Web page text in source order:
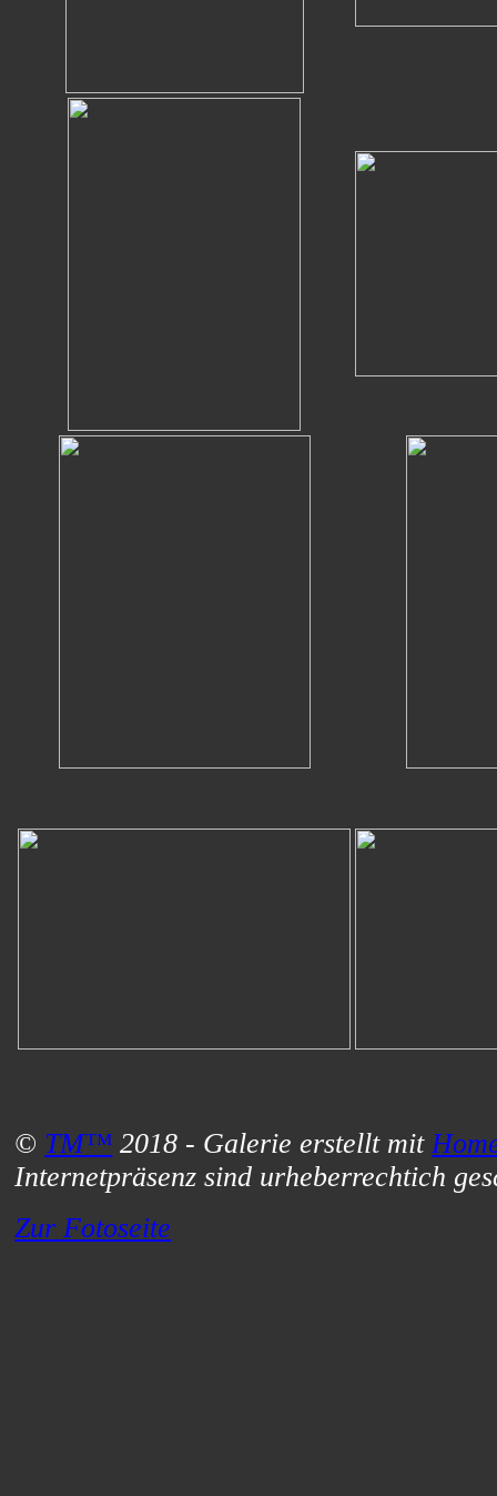
© TM™ 2018 - Galerie erstellt mit
Internetpräsenz sind urheberrechtich
Zur Fotoseite